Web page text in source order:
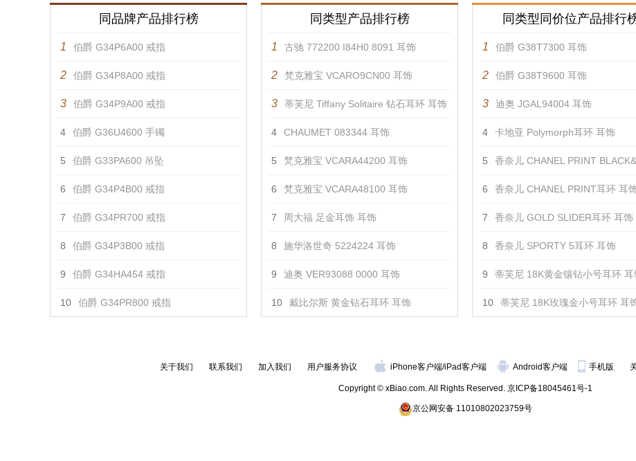
同品牌产品排行榜
1 伯爵 G34P6A00 戒指
2 伯爵 G34P8A00 戒指
3 伯爵 G34P9A00 戒指
4 伯爵 G36U4600 手镯
5 伯爵 G33PA600 吊坠
6 伯爵 G34P4B00 戒指
7 伯爵 G34PR700 戒指
8 伯爵 G34P3B00 戒指
9 伯爵 G34HA454 戒指
10 伯爵 G34PR800 戒指
同类型产品排行榜
1 古驰 772200 I84H0 8091 耳饰
2 梵克雅宝 VCARO9CN00 耳饰
3 蒂芙尼 Tiffany Solitaire 钻石耳环 耳饰
4 CHAUMET 083344 耳饰
5 梵克雅宝 VCARA44200 耳饰
6 梵克雅宝 VCARA48100 耳饰
7 周大福 足金耳饰 耳饰
8 施华洛世奇 5224224 耳饰
9 迪奥 VER93088 0000 耳饰
10 戴比尔斯 黄金钻石耳环 耳饰
同类型同价位产品排行
1 伯爵 G38T7300 耳饰
2 伯爵 G38T9600 耳饰
3 迪奥 JGAL94004 耳饰
4 卡地亚 Polymorph耳环 耳饰
5 香奈儿 CHANEL PRINT BLACK&WHITE耳环
6 香奈儿 CHANEL PRINT耳环 耳
7 香奈儿 GOLD SLIDER耳环 耳饰
8 香奈儿 SPORTY 5耳环 耳饰
9 蒂芙尼 18K黄金镶钻小号耳环 耳
10 蒂芙尼 18K玫瑰金小号耳环 耳
关于我们 联系我们 加入我们 用户服务协议 iPhone客户端/iPad客户端 Android客户端 手机版
Copyright © xBiao.com. All Rights Reserved. 京ICP备18045461号-1
京公网安备 11010802023759号